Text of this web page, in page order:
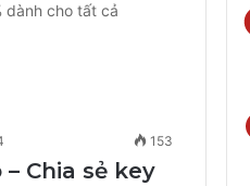
dành cho tất cả
153
Chia sẻ key